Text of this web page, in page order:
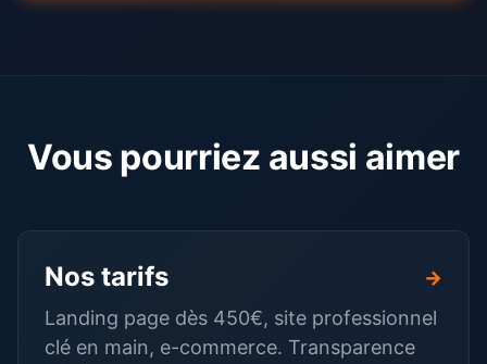
Vous pourriez aussi aimer
Nos tarifs
→
Landing page dès 450€, site professionnel
clé en main, e-commerce. Transparence